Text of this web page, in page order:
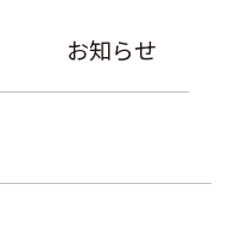
お知らせ